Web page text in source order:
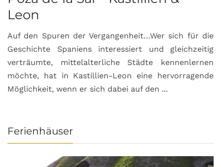
Leon
Auf den Spuren der Vergangenheit…Wer sich für die
Geschichte Spaniens interessiert und gleichzeitig
verträumte, mittelalterliche Städte kennenlernen
möchte, hat in Kastillien-Leon eine hervorragende
Möglichkeit, wenn er sich dabei auf den ...
Ferienhäuser